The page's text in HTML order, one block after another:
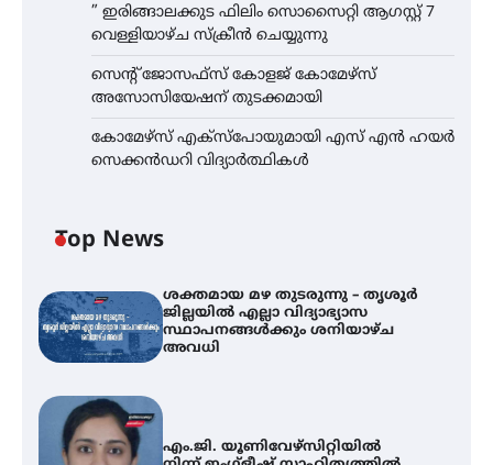
” ഇരിങ്ങാലക്കുട ഫിലിം സൊസൈറ്റി ആഗസ്റ്റ് 7
വെള്ളിയാഴ്ച സ്‌ക്രീൻ ചെയ്യുന്നു
സെന്റ് ജോസഫ്സ് കോളജ് കോമേഴ്‌സ്
അസോസിയേഷന് തുടക്കമായി
കോമേഴ്സ് എക്സ്പോയുമായി എസ് എൻ ഹയർ
സെക്കൻഡറി വിദ്യാർത്ഥികൾ
Top News
ശക്തമായ മഴ തുടരുന്നു – തൃശൂർ
ജില്ലയിൽ എല്ലാ വിദ്യാഭ്യാസ
സ്ഥാപനങ്ങൾക്കും ശനിയാഴ്ച
അവധി
എം.ജി. യൂണിവേഴ്‌സിറ്റിയിൽ